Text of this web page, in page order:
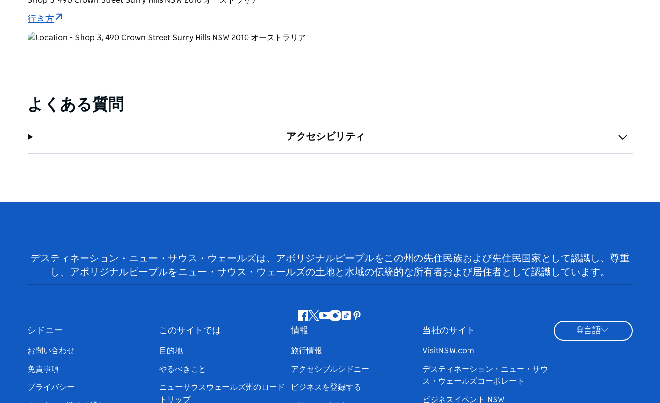
行き方
よくある質問
アクセシビリティ
デスティネーション・ニュー・サウス・ウェールズは、アボリジナルピープルをこの州の先住民族および先住民国家として認識し、尊重
し、アボリジナルピープルをニュー・サウス・ウェールズの土地と水域の伝統的な所有者および居住者として認識しています。
フ
ェ
イ
ブ
ッ
ツ
ッ
ー
ユ
ー
ブ
イ
グ
ラ
テ
ト
ッ
ピ
ス
ト
シドニー
お問い合わせ
免責事項
プライバシー
このサイトでは
目的地
やるべきこと
ニューサウスウェールズ州のロード
トリップ
情報
旅行情報
アクセシブルシドニー
ビジネスを登録する
当社のサイト
VisitNSW.com
デスティネーション・ニュー・サウ
ス・ウェールズコーポレート
ビジネスイベント NSW
言語